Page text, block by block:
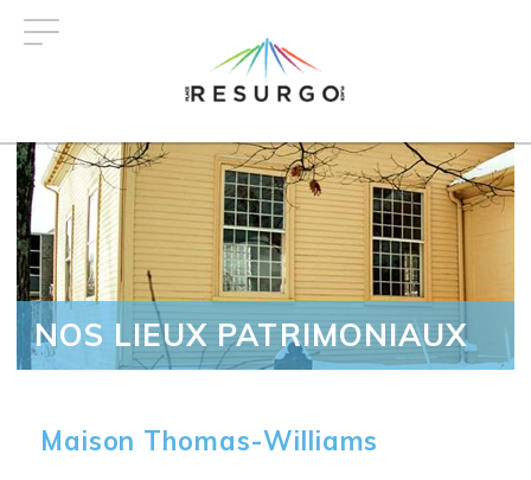
NOS LIEUX PATRIMONIAUX
Maison Thomas-Williams